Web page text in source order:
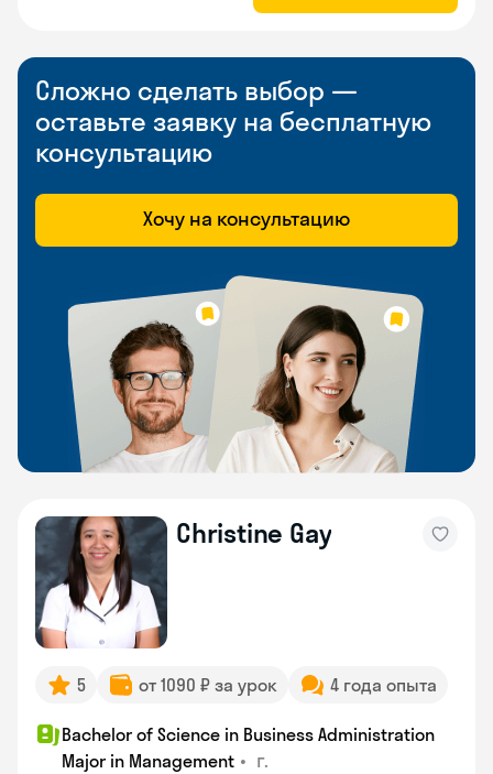
Сложно сделать выбор —
оставьте заявку на бесплатную
консультацию
Хочу на консультацию
Christine Gay
5 от 1090 ₽ за урок 4 года опыта
Bachelor of Science in Business Administration
Major in Management • г.